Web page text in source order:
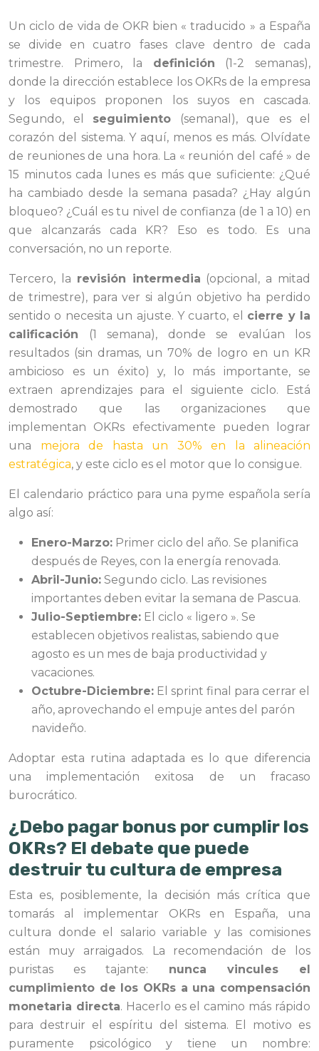
Un ciclo de vida de OKR bien « traducido » a España
se divide en cuatro fases clave dentro de cada
trimestre. Primero, la definición (1-2 semanas),
donde la dirección establece los OKRs de la empresa
y los equipos proponen los suyos en cascada.
Segundo, el seguimiento (semanal), que es el
corazón del sistema. Y aquí, menos es más. Olvídate
de reuniones de una hora. La « reunión del café » de
15 minutos cada lunes es más que suficiente: ¿Qué
ha cambiado desde la semana pasada? ¿Hay algún
bloqueo? ¿Cuál es tu nivel de confianza (de 1 a 10) en
que alcanzarás cada KR? Eso es todo. Es una
conversación, no un reporte.
Tercero, la revisión intermedia (opcional, a mitad
de trimestre), para ver si algún objetivo ha perdido
sentido o necesita un ajuste. Y cuarto, el cierre y la
calificación (1 semana), donde se evalúan los
resultados (sin dramas, un 70% de logro en un KR
ambicioso es un éxito) y, lo más importante, se
extraen aprendizajes para el siguiente ciclo. Está
demostrado que las organizaciones que
implementan OKRs efectivamente pueden lograr
una mejora de hasta un 30% en la alineación
estratégica, y este ciclo es el motor que lo consigue.
El calendario práctico para una pyme española sería
algo así:
Enero-Marzo: Primer ciclo del año. Se planifica
después de Reyes, con la energía renovada.
Abril-Junio: Segundo ciclo. Las revisiones
importantes deben evitar la semana de Pascua.
Julio-Septiembre: El ciclo « ligero ». Se
establecen objetivos realistas, sabiendo que
agosto es un mes de baja productividad y
vacaciones.
Octubre-Diciembre: El sprint final para cerrar el
año, aprovechando el empuje antes del parón
navideño.
Adoptar esta rutina adaptada es lo que diferencia
una implementación exitosa de un fracaso
burocrático.
¿Debo pagar bonus por cumplir los
OKRs? El debate que puede
destruir tu cultura de empresa
Esta es, posiblemente, la decisión más crítica que
tomarás al implementar OKRs en España, una
cultura donde el salario variable y las comisiones
están muy arraigados. La recomendación de los
puristas es tajante: nunca vincules el
cumplimiento de los OKRs a una compensación
monetaria directa. Hacerlo es el camino más rápido
para destruir el espíritu del sistema. El motivo es
puramente psicológico y tiene un nombre: